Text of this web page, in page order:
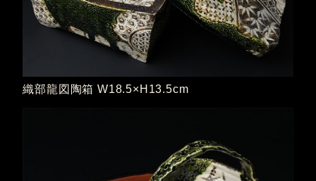
織部龍図陶箱 W18.5×H13.5cm